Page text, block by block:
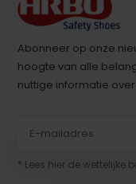
Abonneer op onze
hoogte van alle
nuttige informatie
* Lees hier de wettelijke